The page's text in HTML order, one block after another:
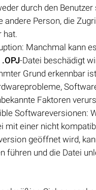
durch den
andere Person, die
hat.
Manchmal kann
.OPJ-Datei beschädigt
Grund erkennbar
Faktoren
Softwareversionen:
mit einer nicht
geöffnet wird,
führen und die Datei